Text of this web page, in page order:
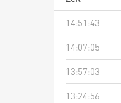
14:51:43
14:07:05
13:57:03
13:24:56